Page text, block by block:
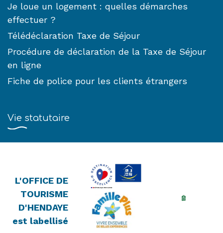
Je loue un logement : quelles démarches
effectuer ?
Télédéclaration Taxe de Séjour
Procédure de déclaration de la Taxe de Séjour
en ligne
Fiche de police pour les clients étrangers
Vie statutaire
L'OFFICE DE
TOURISME
D'HENDAYE
est labellisé